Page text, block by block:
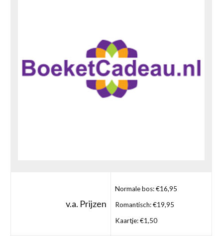
v.a. Prijzen
Normale bos: €16,95
Romantisch: €19,95
Kaartje: €1,50